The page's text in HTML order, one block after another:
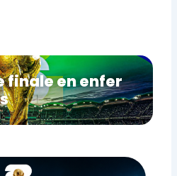
finale en enfer